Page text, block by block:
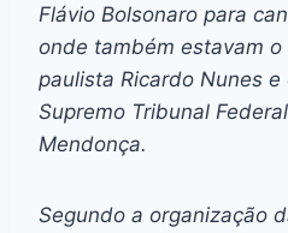
Flávio Bolsonaro para
onde também estavam
paulista Ricardo Nunes
Supremo Tribunal
Mendonça.
Segundo a organização